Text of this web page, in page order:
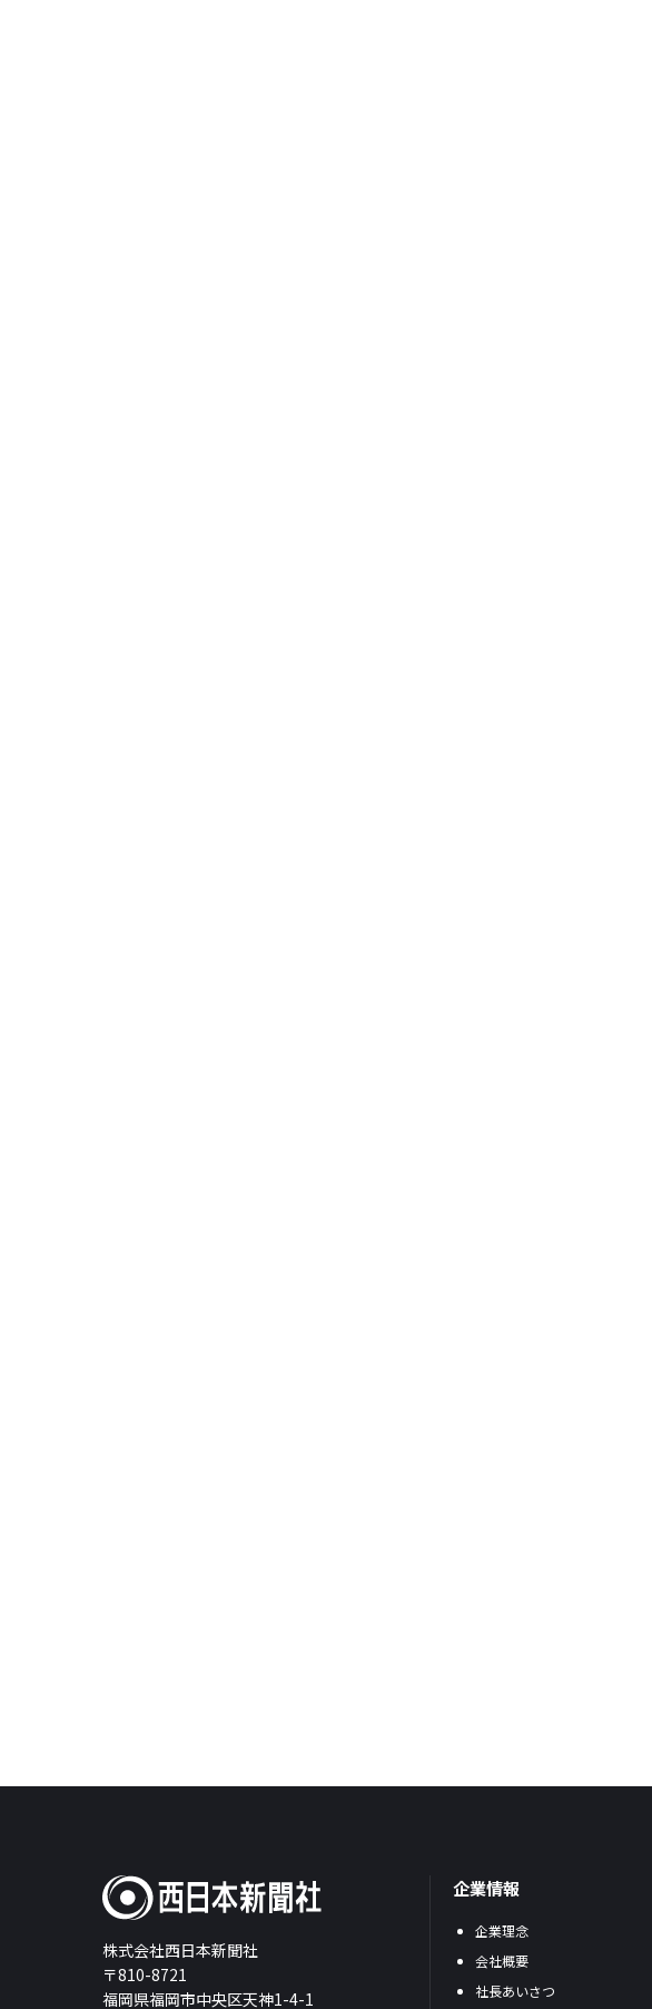
株式会社西日本新聞社
〒810-8721
福岡県福岡市中央区天神1-4-1
企業情報
企業理念
会社概要
社長あいさつ